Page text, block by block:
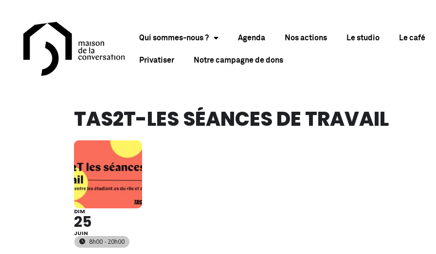
Qui sommes-nous ? Agenda Nos actions Le studio Le café
Privatiser Notre campagne de dons
TAS2T-LES SÉANCES DE TRAVAIL
DIM
25
JUIN
8h00 - 20h00